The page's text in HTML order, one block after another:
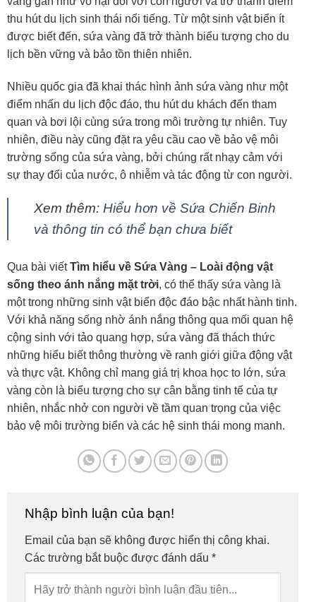
thu hút du lịch sinh thái nổi tiếng. Từ một sinh vật biển ít
được biết đến, sứa vàng đã trở thành biểu tượng cho du
lịch bền vững và bảo tồn thiên nhiên.
Nhiều quốc gia đã khai thác hình ảnh sứa vàng như một
điểm nhấn du lịch độc đáo, thu hút du khách đến tham
quan và bơi lội cùng sứa trong môi trường tự nhiên. Tuy
nhiên, điều này cũng đặt ra yêu cầu cao về bảo vệ môi
trường sống của sứa vàng, bởi chúng rất nhạy cảm với
sự thay đổi của nước, ô nhiễm và tác động từ con người.
Xem thêm: Hiểu hơn về Sứa Chiến Binh
và thông tin có thể bạn chưa biết
Qua bài viếtTìm hiểu về Sứa Vàng – Loài động vật
sống theo ánh nắng mặt trời, có thể thấy sứa vàng là
một trong những sinh vật biển độc đáo bậc nhất hành tinh.
Với khả năng sống nhờ ánh nắng thông qua mối quan hệ
cộng sinh với tảo quang hợp, sứa vàng đã thách thức
những hiểu biết thông thường về ranh giới giữa động vật
và thực vật. Không chỉ mang giá trị khoa học to lớn, sứa
vàng còn là biểu tượng cho sự cân bằng tinh tế của tự
nhiên, nhắc nhở con người về tầm quan trọng của việc
bảo vệ môi trường biển và các hệ sinh thái mong manh.
Nhập bình luận của bạn!
Email của bạn sẽ không được hiển thị công khai.
Các trường bắt buộc được đánh dấu *